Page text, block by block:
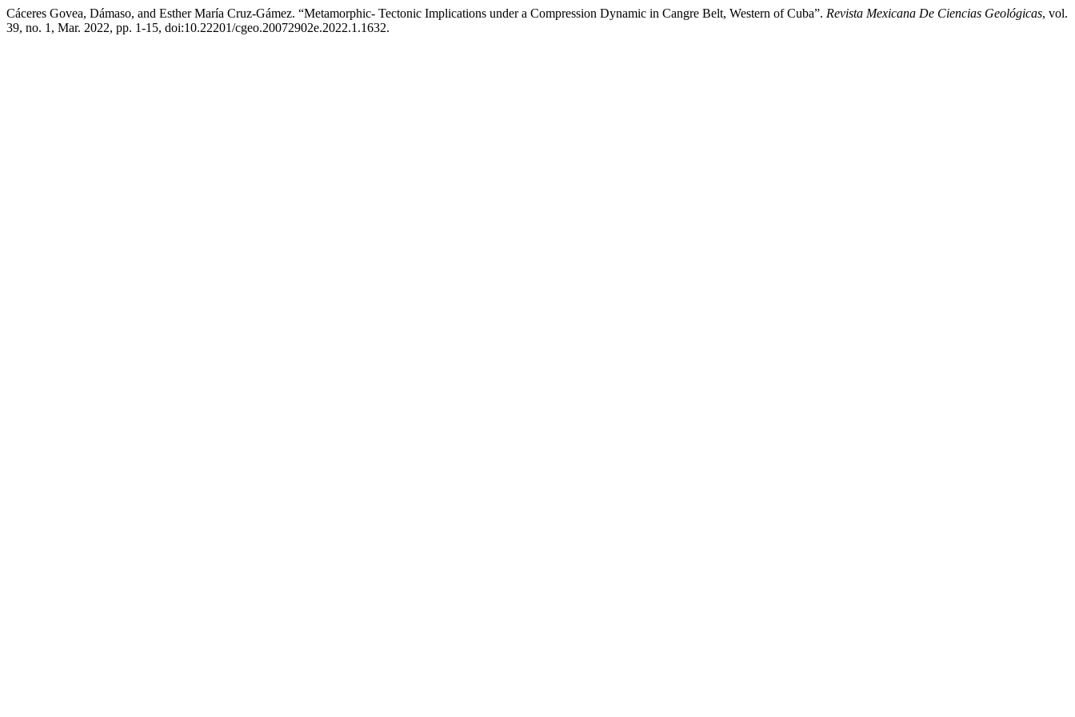
Cáceres Govea, Dámaso, and Esther María Cruz-Gámez. “Metamorphic- Tectonic Implications under a Compression Dynamic in Cangre Belt, Western of Cuba”. Revista Mexicana De Ciencias Geológicas, vol.
39, no. 1, Mar. 2022, pp. 1-15, doi:10.22201/cgeo.20072902e.2022.1.1632.